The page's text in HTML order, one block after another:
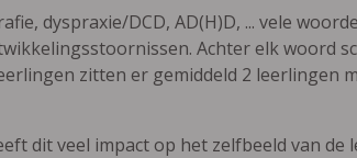
dyspraxie/DCD, AD(H)D, ... vele
Achter elk woord
zitten er gemiddeld 2 leerlingen
dit veel impact op het zelfbeeld van de